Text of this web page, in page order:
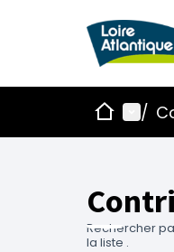
Accueil
/
Rechercher
la liste .